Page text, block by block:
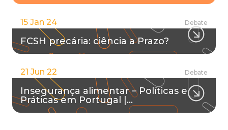
15 Jan 24 Debate
FCSH precária: ciência a Prazo?
21 Jun 22 Debate
Insegurança alimentar – Políticas e
Práticas em Portugal |…